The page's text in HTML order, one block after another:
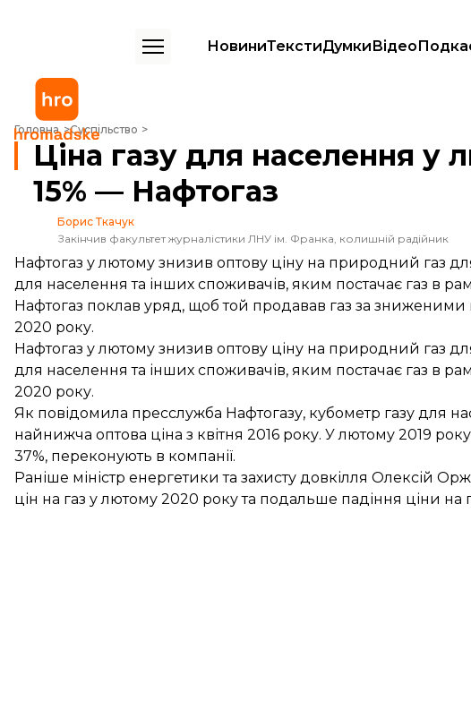
НовиниТекстиДумкиВідео
Головна Суспільство
Ціна газу для населення у лютому знизилася на 15% — Нафтогаз
Ціна газу для населення у
15% — Нафтогаз
Борис Ткачук
Закінчив факультет журналістики ЛНУ ім. Франка, колишній радійник
Нафтогаз у лютому знизив оптову ціну на природний газ
для населення та інших споживачів, яким постачає газ в
Нафтогаз поклав уряд, щоб той продавав газ за зниженими
2020 року.
Нафтогаз у лютому знизив оптову ціну на природний газ
для населення та інших споживачів, яким постачає газ в
2020 року.
Як повідомила пресслужба Нафтогазу, кубометр газу для
найнижча оптова ціна з квітня 2016 року. У лютому 2019
37%, переконують в компанії.
Раніше міністр енергетики та захисту довкілля Олексій
цін на газ у лютому 2020 року та подальше падіння ціни на